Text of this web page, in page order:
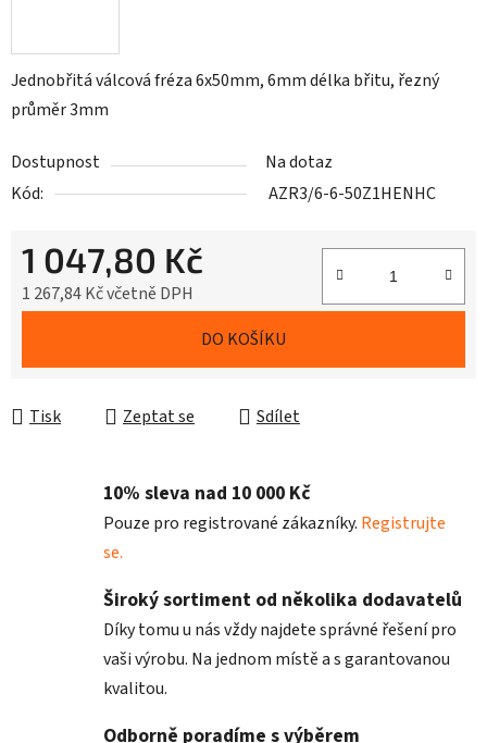
Jednobřitá válcová fréza 6x50mm, 6mm délka břitu, řezný
průměr 3mm
Dostupnost
Na dotaz
Kód:
AZR3/6-6-50Z1HENHC
1 047,80 Kč
1 267,84 Kč včetně DPH
DO KOŠÍKU
Tisk Zeptat se Sdílet
10% sleva nad 10 000 Kč
Pouze pro registrované zákazníky. Registrujte
se.
Široký sortiment od několika dodavatelů
Díky tomu u nás vždy najdete správné řešení pro
vaši výrobu. Na jednom místě a s garantovanou
kvalitou.
Odborně poradíme s výběrem